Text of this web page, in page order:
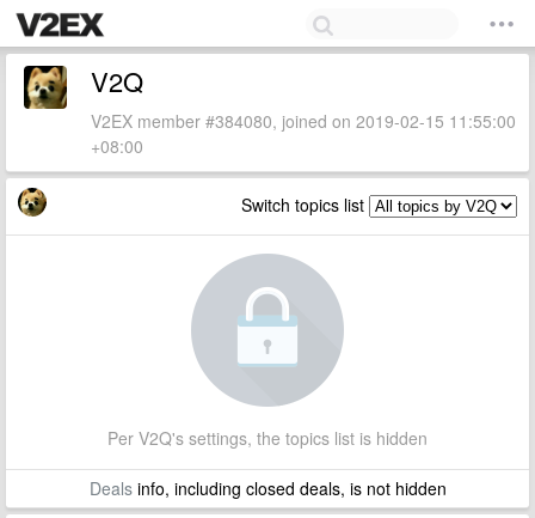
V2Q
V2EX member #384080, joined on 2019-02-15 11:55:00
+08:00
Switch topics list
Per V2Q's settings, the topics list is hidden
Dealsinfo, including closed deals, is not hidden